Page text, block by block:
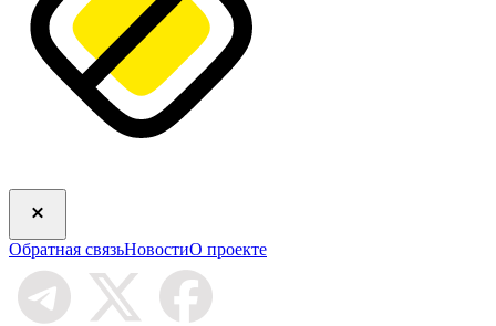
Обратная связьНовостиО проекте